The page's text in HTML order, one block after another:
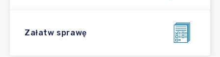
Załatw sprawę